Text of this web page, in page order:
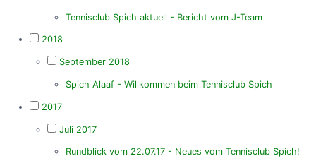
Tennisclub Spich aktuell - Bericht vom J-Team
2018
September 2018
Spich Alaaf - Willkommen beim Tennisclub Spich
2017
Juli 2017
Rundblick vom 22.07.17 - Neues vom Tennisclub Spich!